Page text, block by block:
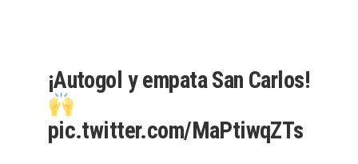
¡Autogol y empata San Carlos!
pic.twitter.com/MaPtiwqZTs